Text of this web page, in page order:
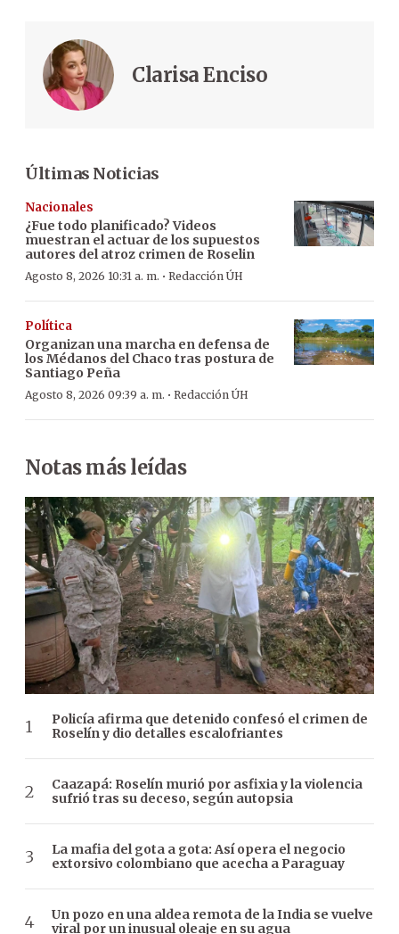
Clarisa Enciso
Últimas Noticias
Nacionales
¿Fue todo planificado? Videos
muestran el actuar de los supuestos
autores del atroz crimen de Roselin
Agosto 8, 2026 10:31 a. m. · Redacción ÚH
Política
Organizan una marcha en defensa de
los Médanos del Chaco tras postura de
Santiago Peña
Agosto 8, 2026 09:39 a. m. · Redacción ÚH
Notas más leídas
Policía afirma que detenido confesó el crimen de
Roselín y dio detalles escalofriantes
Caazapá: Roselín murió por asfixia y la violencia
sufrió tras su deceso, según autopsia
La mafia del gota a gota: Así opera el negocio
extorsivo colombiano que acecha a Paraguay
Un pozo en una aldea remota de la India se vuelve
viral por un inusual oleaje en su agua